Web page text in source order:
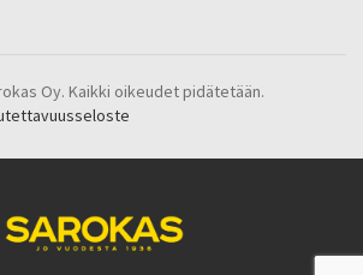
Oy. Kaikki oikeudet pidätetään.